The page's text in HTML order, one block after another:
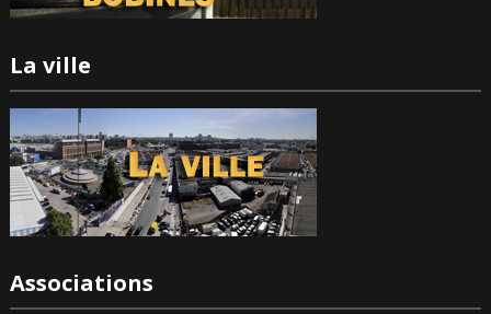
La ville
Associations